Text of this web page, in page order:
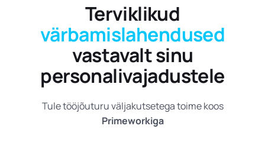
Terviklikud
värbamislahendused
vastavalt sinu
personalivajadustele
Tule tööjõuturu väljakutsetega toime koos
Primeworkiga